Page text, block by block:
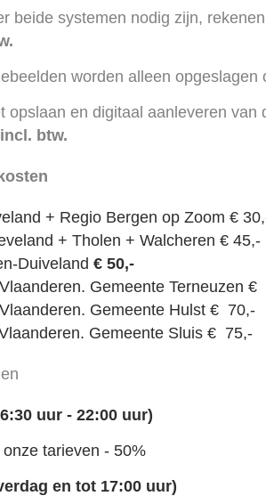
beide systemen nodig zijn,
worden alleen opgeslagen
opslaan en digitaal aanleveren van
btw.
+ Regio Bergen op Zoom €
+ Tholen + Walcheren € 45,-
Duiveland € 50,-
Gemeente Terneuzen €
Gemeente Hulst € 70,-
Gemeente Sluis € 75,-
uur - 22:00 uur)
tarieven - 50%
en tot 17:00 uur)